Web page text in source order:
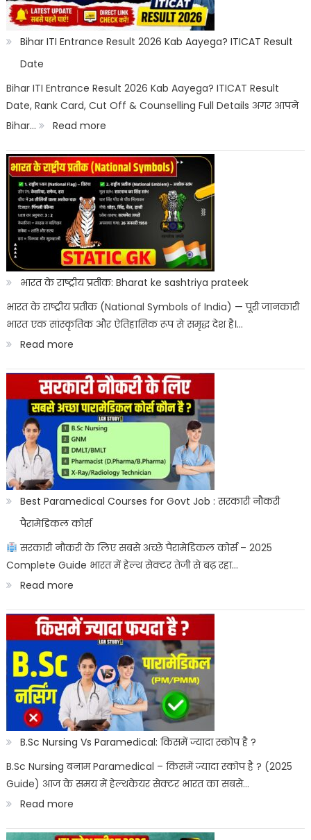
Wise:
Expected
Rank
List
Merit
List
Bihar ITI Entrance Result 2026 Kab Aayega? ITICAT Result
Date
Bihar ITI Entrance Result 2026 Kab Aayega? ITICAT Result
Date, Rank Card, Cut Off & Counselling Full Details अगर आपने
Bihar…
Read more:
Bihar
ITI
Entrance
Result
Kab
Aayega?
ITICAT
Result
भारत के राष्ट्रीय प्रतीक: Bharat ke sashtriya prateek
भारत के राष्ट्रीय प्रतीक (National Symbols of India) — पूरी जानकारी
भारत एक सांस्कृतिक और ऐतिहासिक रूप से समृद्ध देश है।…
Read more:
भारत
के
राष्ट्रीय
प्रतीक:
Bharat
ke
sashtriya
prateek
Best Paramedical Courses for Govt Job : सरकारी नौकरी
पैरामेडिकल कोर्स
सरकारी नौकरी के लिए सबसे अच्छे पैरामेडिकल कोर्स – 2025
Complete Guide भारत में हेल्थ सेक्टर तेजी से बढ़ रहा…
Read more:
Best
Paramedical
Courses
for
Govt
Job
:
सरकारी
नौकरी
पैरामेडिकल
कोर्स
B.Sc Nursing Vs Paramedical: किसमें ज्यादा स्कोप है ?
B.Sc Nursing बनाम Paramedical – किसमें ज्यादा स्कोप है ? (2025
Guide) आज के समय में हेल्थकेयर सेक्टर भारत का सबसे…
Read more:
B.Sc